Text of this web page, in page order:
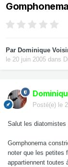
Par Dominique
le 20 juin 2005 dans
Posté(e) le
Salut les diatomistes
Gomphonema
noter que les petites
appartiennent toutes